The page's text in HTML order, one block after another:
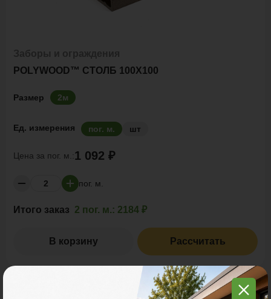
POLYWOOD™ СТОЛБ 100Х100
Размер 2м
Ед. измерения пог. м. шт
Цена за пог. м.:1 092 ₽
пог. м.
Итого заказ 2 пог. м.: 2184 ₽
В корзину Рассчитать